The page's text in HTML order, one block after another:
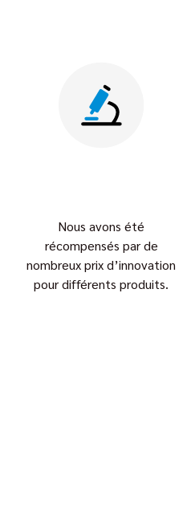
Nous avons été
récompensés par de
nombreux prix d’innovation
pour différents produits.